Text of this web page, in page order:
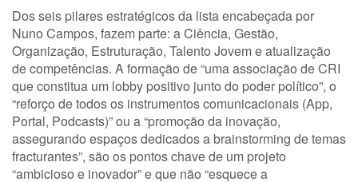
Dos seis pilares estratégicos da lista encabeçada por
Nuno Campos, fazem parte: a Ciência, Gestão,
Organização, Estruturação, Talento Jovem e atualização
de competências. A formação de “uma associação de CRI
que constitua um lobby positivo junto do poder político”, o
“reforço de todos os instrumentos comunicacionais (App,
Portal, Podcasts)” ou a “promoção da inovação,
assegurando espaços dedicados a brainstorming de temas
fracturantes”, são os pontos chave de um projeto
“ambicioso e inovador” e que não “esquece a